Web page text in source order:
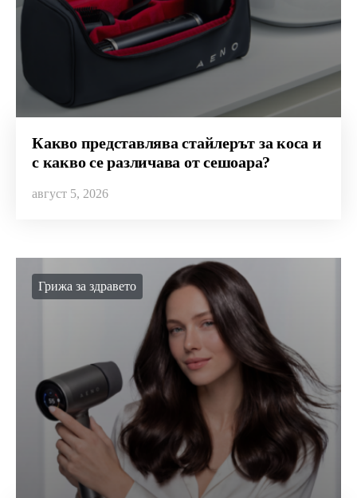
Какво представлява стайлерът за коса и
с какво се различава от сешоара?
август 5, 2026
Грижа за здравето